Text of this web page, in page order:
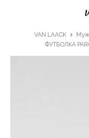
VAN LAACK
ФУТБОЛКА